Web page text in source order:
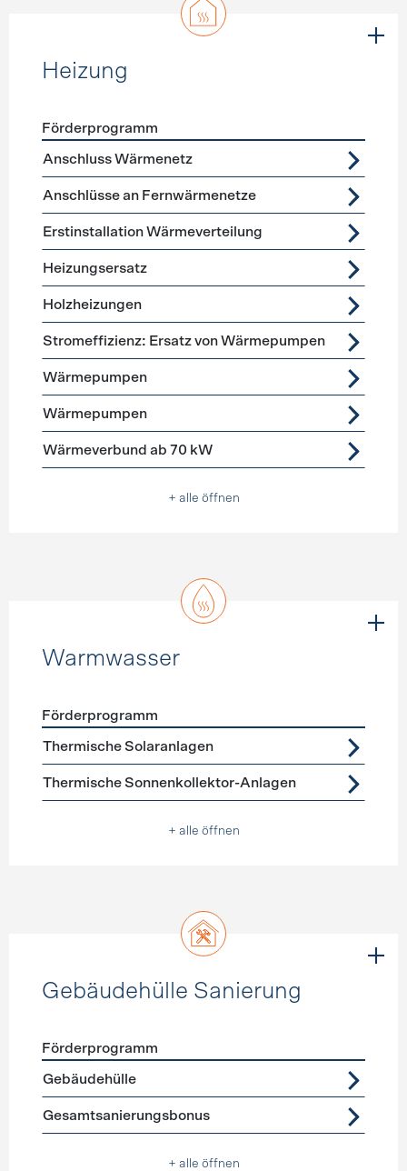
Heizung
Förderprogramme
Förderprogramm
Anschluss Wärmenetz
Anschlüsse an Fernwärmenetze
Erstinstallation Wärmeverteilung
Heizungsersatz
Holzheizungen
Stromeffizienz: Ersatz von Wärmepumpen
Wärmepumpen
Wärmepumpen
Wärmeverbund ab 70 kW
+ alle öffnen
Warmwasser
Förderprogramme Warmwasser
Förderprogramm
Thermische Solaranlagen
Thermische Sonnenkollektor-Anlagen
+ alle öffnen
Gebäudehülle Sanierung
Förderprogramme
Förderprogramm
Gebäudehülle
Gesamtsanierungsbonus
+ alle öffnen